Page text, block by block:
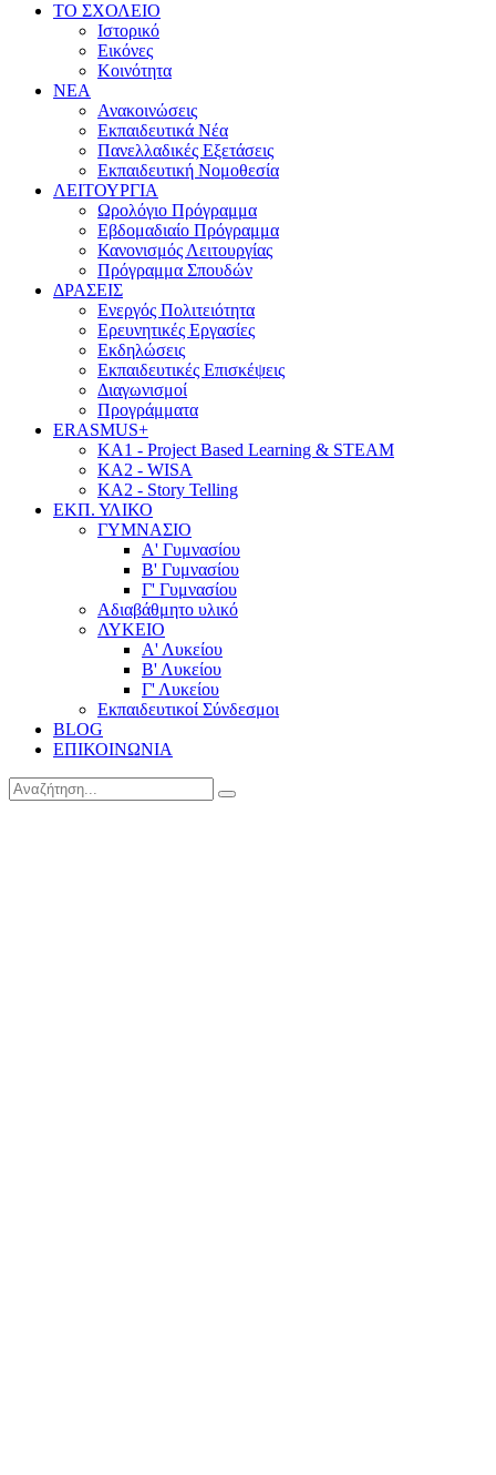
ΤΟ ΣΧΟΛΕΙΟ
Ιστορικό
Εικόνες
Κοινότητα
NEA
Ανακοινώσεις
Εκπαιδευτικά Νέα
Πανελλαδικές Εξετάσεις
Εκπαιδευτική Νομοθεσία
ΛΕΙΤΟΥΡΓΙΑ
Ωρολόγιο Πρόγραμμα
Εβδομαδιαίο Πρόγραμμα
Κανονισμός Λειτουργίας
Πρόγραμμα Σπουδών
ΔΡΑΣΕΙΣ
Ενεργός Πολιτειότητα
Ερευνητικές Εργασίες
Εκδηλώσεις
Εκπαιδευτικές Επισκέψεις
Διαγωνισμοί
Προγράμματα
ERASMUS+
KA1 - Project Based Learning & STEAM
KA2 - WISA
KA2 - Story Telling
ΕΚΠ. ΥΛΙΚΟ
ΓΥΜΝΑΣΙΟ
Α' Γυμνασίου
Β' Γυμνασίου
Γ' Γυμνασίου
Αδιαβάθμητο υλικό
ΛΥΚΕΙΟ
Α' Λυκείου
Β' Λυκείου
Γ' Λυκείου
Εκπαιδευτικοί Σύνδεσμοι
BLOG
ΕΠΙΚΟΙΝΩΝΙΑ